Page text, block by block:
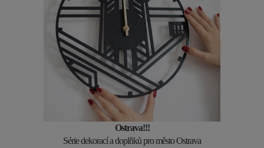
Ostrava!!!
Série dekorací a doplňků pro město Ostrava